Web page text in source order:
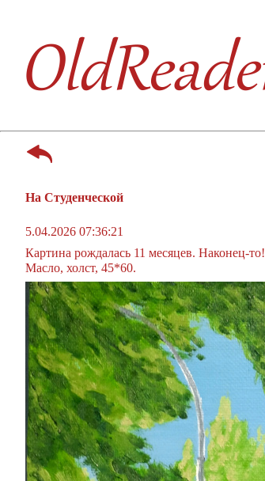
На Студенческой
5.04.2026 07:36:21
Картина рождалась 11 месяцев. Наконец-то!
Масло, холст, 45*60.